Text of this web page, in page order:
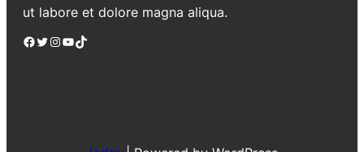
ut labore et dolore magna aliqua.
Facebook Twitter Instagram YouTube TikTok